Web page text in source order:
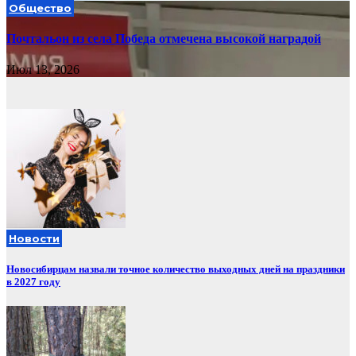
Общество
Почтальон из села Победа отмечена высокой наградой
Июл 13, 2026
Новости
Новосибирцам назвали точное количество выходных дней на праздники
в 2027 году